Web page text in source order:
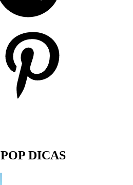
DICAS